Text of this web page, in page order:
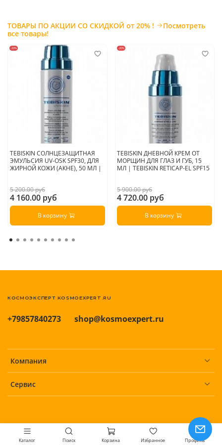
Страна производитель:Франция/РоссияТОВАРЫ ПО АКЦИИ СО СКИДКОЙ от 20% !
Посмотреть
все товары!
-20%
TEBISKIN СОЛНЦЕЗАЩИТНАЯ
ЭМУЛЬСИЯ UV-OSK SPF30, ДЛЯ
ЖИРНОЙ КОЖИ (АКНЕ), 50 МЛ |
5 200.00 руб
4 160.00 руб
В корзину
-20%
TEBISKIN ДНЕВНОЙ КРЕМ ОТ
МОРЩИН ДЛЯ ГЛАЗ И ГУБ, 15
МЛ | TEBISKIN RETICAP-EL SPF15
5 900.00 руб
4 720.00 руб
В корзину
Компания
Сервис
+79857840273 shop@kosmoexpert.ru
КОСМОЭКСПЕРТ KOSMOEXPERT.RU
Каталог Поиск Корзина Избранное Профиль